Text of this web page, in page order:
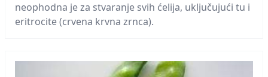
neophodna je za stvaranje svih ćelija, uključujući tu i
eritrocite (crvena krvna zrnca).